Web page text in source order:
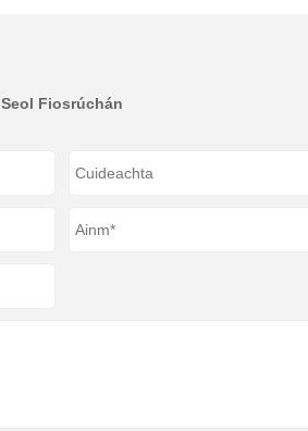
Seol Fiosrúchán